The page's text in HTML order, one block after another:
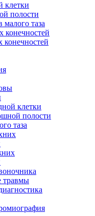
клетки
полости
таза
конечностей
клетки
полости
таза
травмы